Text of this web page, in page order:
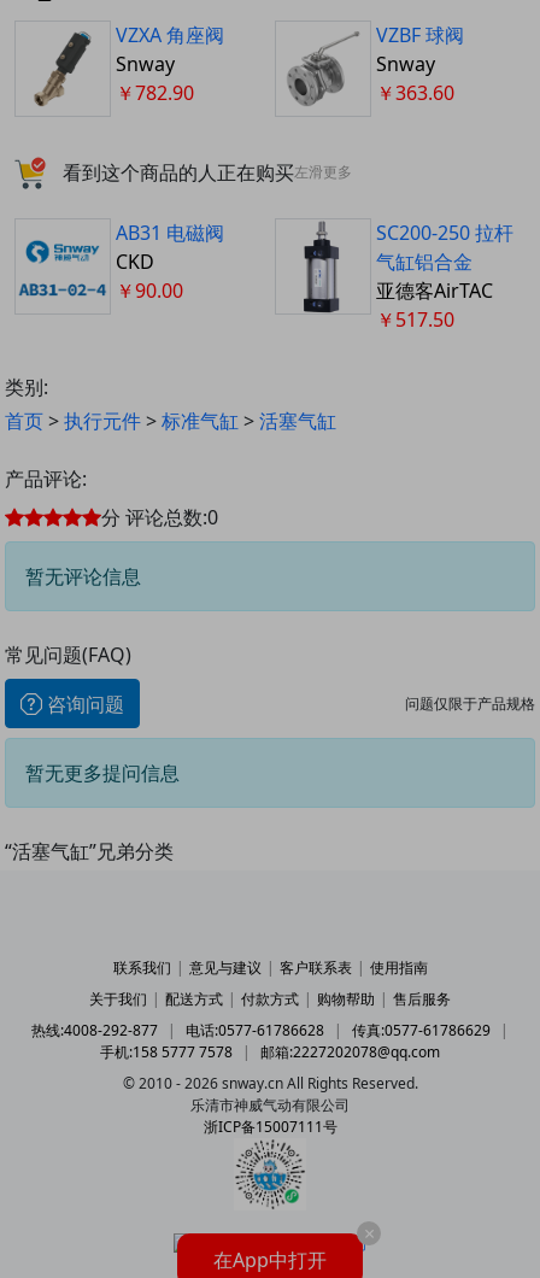
VZXA 角座阀
Snway
￥782.90
VZBF 球阀
Snway
￥363.60
看到这个商品的人正在购买左滑更多
AB31 电磁阀
CKD
￥90.00
SC200-250 拉杆
气缸铝合金
亚德客AirTAC
￥517.50
类别:
首页>执行元件>标准气缸 >活塞气缸
产品评论:
分 评论总数:0
暂无评论信息
常见问题(FAQ)
咨询问题
问题仅限于产品规格
暂无更多提问信息
“活塞气缸”兄弟分类
联系我们 | 意见与建议 | 客户联系表 | 使用指南
关于我们 | 配送方式 | 付款方式 | 购物帮助 | 售后服务
热线:4008-292-877
| 电话:0577-61786628 | 传真:0577-61786629
|
手机:158 5777 7578
|
邮箱:2227202078@qq.com
© 2010 - 2026 snway.cn All Rights Reserved.
乐清市神威气动有限公司
浙ICP备15007111号
在App中打开
×